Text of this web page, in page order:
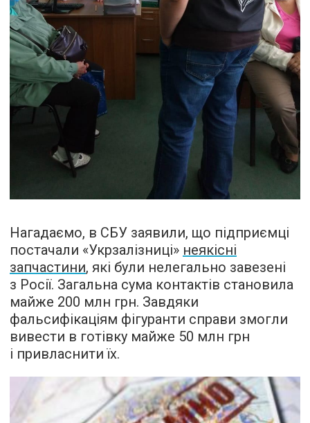
Нагадаємо, в СБУ заявили, що підприємці
постачали «Укрзалізниці» неякісні
запчастини, які були нелегально завезені
з Росії. Загальна сума контактів становила
майже 200 млн грн. Завдяки
фальсифікаціям фігуранти справи змогли
вивести в готівку майже 50 млн грн
і привласнити їх.